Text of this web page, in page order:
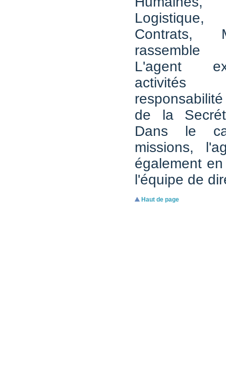
Contrats,
L'agent
de la
Dans le
missions,
également
l'équipe de
Haut de page